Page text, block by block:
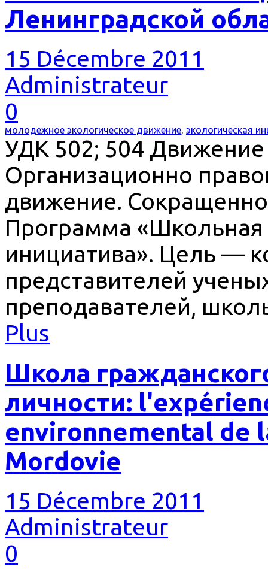
Ленинградской
15 Décembre 2011
Administrateur
0
молодежное экологическое движение, экологическая
УДК 502; 504 Движение
Организационно
движение.
Программа «Школьная
инициатива». Цель —
представителей
преподавателей,
Plus
Школа
личности:
environnemental de
Mordovie
15 Décembre 2011
Administrateur
0